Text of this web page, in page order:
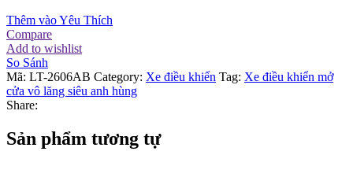
Thêm vào Yêu Thích
Compare
Add to wishlist
So Sánh
Mã: LT-2606AB Category: Xe điều khiển Tag: Xe điều khiển mở
cửa vô lăng siêu anh hùng
Share:
Sản phẩm tương tự